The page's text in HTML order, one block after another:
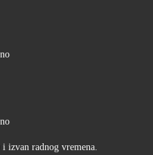
izvan radnog vremena.